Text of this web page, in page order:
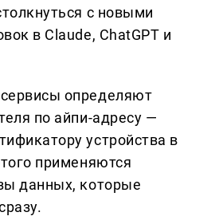
с новыми
в Claude, ChatGPT и
определяют
по айпи-адресу —
устройства в
применяются
данных, которые